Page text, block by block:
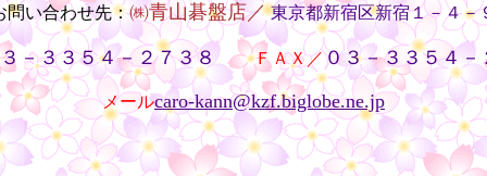
問い合わせ先：㈱青山碁盤店／ 東京都新宿区新宿１－４－
－３３５４－２７３８・・ ＦＡＸ／０３－３３５４－
メールcaro-kann@kzf.biglobe.ne.jp